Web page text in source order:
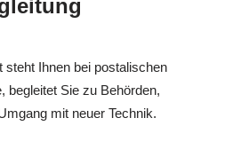
steht Ihnen bei postalischen
begleitet Sie zu Behörden,
mit neuer Technik.